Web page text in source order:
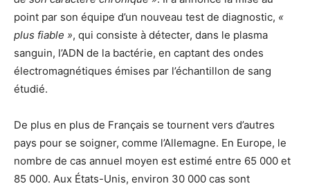
point par son équipe d’un nouveau test de diagnostic, «
plus fiable », qui consiste à détecter, dans le plasma
sanguin, l’ADN de la bactérie, en captant des ondes
électromagnétiques émises par l’échantillon de sang
étudié.
De plus en plus de Français se tournent vers d’autres
pays pour se soigner, comme l’Allemagne. En Europe, le
nombre de cas annuel moyen est estimé entre 65 000 et
85 000. Aux États-Unis, environ 30 000 cas sont